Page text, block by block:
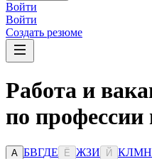
Войти
Войти
Создать резюме
Работа и
по профессии
А БВГДЕ Ё ЖЗИ Й КЛМН